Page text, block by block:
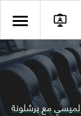
لميسي مع برشلونة